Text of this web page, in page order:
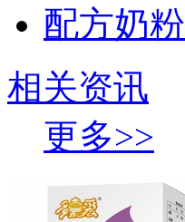
配方奶粉
相关资讯
更多>>